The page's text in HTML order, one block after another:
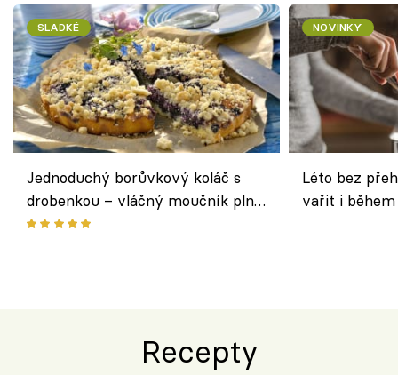
SLADKÉ
Jednoduchý borůvkový koláč s
drobenkou – vláčný moučník plný
ovoce
NOVINKY
Léto bez
vařit i
Recepty